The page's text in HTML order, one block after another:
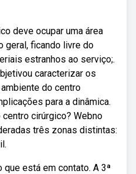
deve ocupar uma área
geral, ficando livre do
estranhos ao serviço;.
caracterizar os
do centro
para a dinâmica.
cirúrgico? Webno
três zonas distintas:
que está em contato. A 3ª